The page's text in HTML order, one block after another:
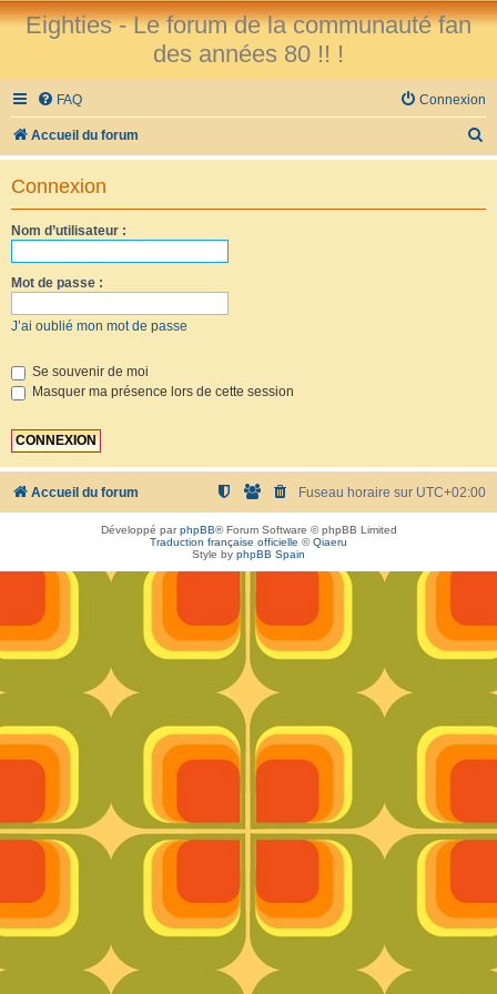
Eighties - Le forum de la communauté fan
des années 80 !! !
FAQ Connexion
Accueil du forum
e
Connexion
Nom d’utilisateur :
Mot de passe :
J’ai oublié mon mot de passe
Se souvenir de moi
Masquer ma présence lors de cette session
Accueil du forum Fuseau horaire sur UTC+02:00
Développé parphpBB® Forum Software © phpBB Limited
Traduction française officielle ©Qiaeru
Style by phpBB Spain